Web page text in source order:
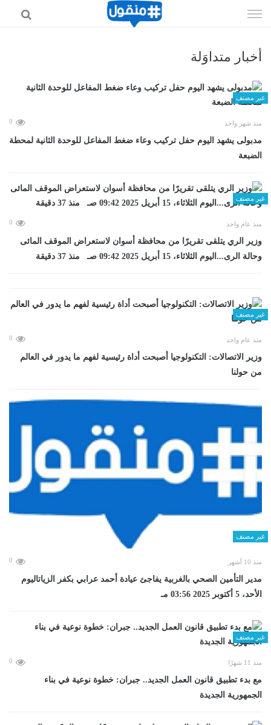
الى
أخبار متداوَلة
غير مصنف
منذ شهر واحد 0
مدبولى يشهد اليوم حفل تركيب وعاء ضغط المفاعل للوحدة الثانية لمحطة
الضبعة
غير مصنف
منذ عام واحد 0
وزير الري يتلقى تقريرًا من محافظة أسوان لاستعراض الموقف المائى
وحالة الرى...اليوم الثلاثاء، 15 أبريل 2025 09:42 صـ منذ 37 دقيقة
غير مصنف
منذ عام واحد 0
وزير الاتصالات: التكنولوجيا أصبحت أداة رئيسية لفهم ما يدور في العالم
من حولنا
غير مصنف
منذ 10 أشهر 0
مدير التأمين الصحي بالغربية يفاجئ عيادة أحمد عرابي بكفر الزياتاليوم
الأحد، 5 أكتوبر 2025 03:56 مـ
غير مصنف
منذ 11 شهرًا 0
مع بدء تطبيق قانون العمل الجديد.. جبران: خطوة نوعية في بناء
الجمهورية الجديدة